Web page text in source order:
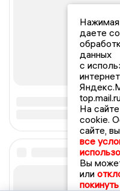
Нажимая
даете
данных
с
На
cookie.
сайте,
все
Вы
или